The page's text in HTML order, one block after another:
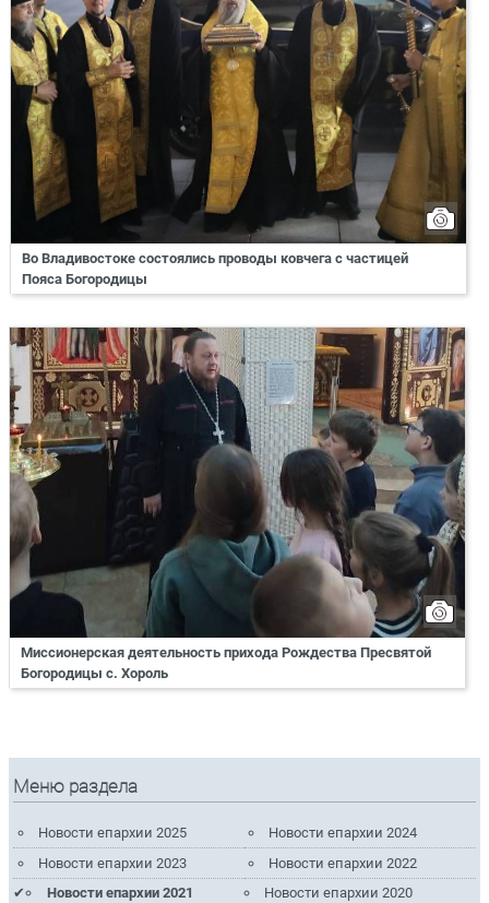
Во Владивостоке состоялись проводы ковчега с частицей
Пояса Богородицы
Миссионерская деятельность прихода Рождества Пресвятой
Богородицы с. Хороль
Меню раздела
Новости епархии 2025
Новости епархии 2024
Новости епархии 2023
Новости епархии 2022
Новости епархии 2021
Новости епархии 2020